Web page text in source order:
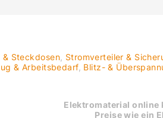
& Steckdosen, Stromverteiler &
& Arbeitsbedarf, Blitz- &
Elektromaterial online
Preise wie ein